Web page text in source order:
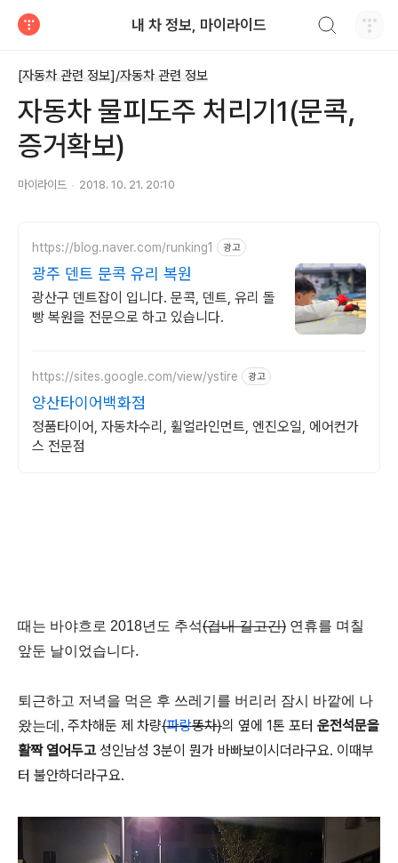
내 차 정보, 마이라이드
[자동차 관련 정보]/자동차 관련 정보
자동차 물피도주 처리기1(문콕,
증거확보)
마이라이드 2018. 10. 21. 20:10
https://blog.naver.com/runking1 광고
광주 덴트 문콕 유리 복원
광산구 덴트잡이 입니다. 문콕, 덴트, 유리 돌
빵 복원을 전문으로 하고 있습니다.
https://sites.google.com/view/ystire 광고
양산타이어백화점
정품타이어, 자동차수리, 휠얼라인먼트, 엔진오일, 에어컨가
스 전문점
때는 바야흐로 2018년도 추석(겁내 길고긴) 연휴를 며칠
앞둔 날이었습니다.
퇴근하고 저녁을 먹은 후 쓰레기를 버리러 잠시 바깥에 나
왔는데, 주차해둔 제 차량(파랑똥차)의 옆에 1톤 포터 운전석문을
활짝 열어두고성인남성 3분이 뭔가 바빠보이시더라구요. 이때부
터 불안하더라구요.